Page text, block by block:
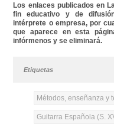
Los enlaces publicados en
fin educativo y de
intérprete o empresa, por
que aparece en esta
infórmenos y se eliminará.
Etiquetas
Métodos, enseñanza y
Guitarra Española (S.